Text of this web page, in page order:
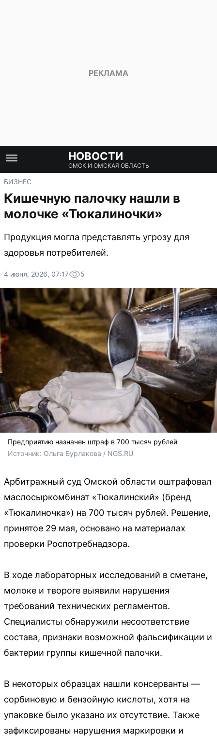
НОВОСТИ
ОМСК И ОМСКАЯ ОБЛАСТЬ
БИЗНЕС
Кишечную палочку нашли в
молочке «Тюкалиночки»
Продукция могла представлять угрозу для
здоровья потребителей.
4 июня, 2026, 07:17 5
Предприятию назначен штраф в 700 тысяч рублей
Источник: Ольга Бурлакова / NGS.RU
Арбитражный суд Омской области оштрафовал
маслосыркомбинат «Тюкалинский» (бренд
«Тюкалиночка») на 700 тысяч рублей. Решение,
принятое 29 мая, основано на материалах
проверки Роспотребнадзора.
В ходе лабораторных исследований в сметане,
молоке и твороге выявили нарушения
требований технических регламентов.
Специалисты обнаружили несоответствие
состава, признаки возможной фальсификации и
бактерии группы кишечной палочки.
В некоторых образцах нашли консерванты —
сорбиновую и бензойную кислоты, хотя на
упаковке было указано их отсутствие. Также
зафиксированы нарушения маркировки и